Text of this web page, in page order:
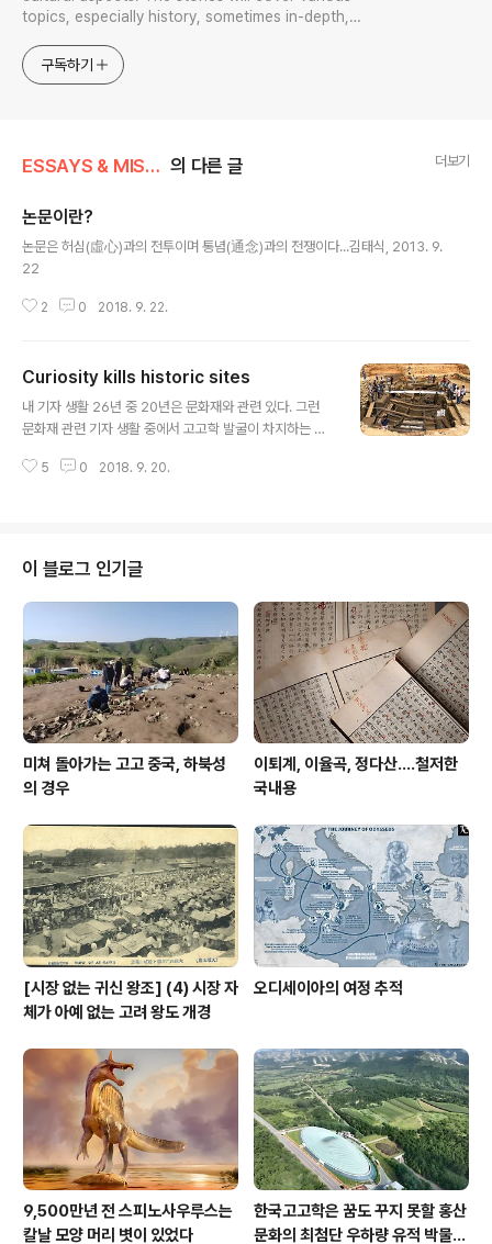
topics, especially history, sometimes in-depth,
approach will be to resist any common sense or
generalized viewpoint
구독하기
ESSAYS & MISCELLANIES 의 다른 글 더보기
논문이란?
논문은 허심(虛心)과의 전투이며 통념(通念)과의 전쟁이다...김태식, 2013. 9.
22
2 0 2018. 9. 22.
Curiosity kills historic sites
내 기자 생활 26년 중 20년은 문화재와 관련 있다. 그런
문화재 관련 기자 생활 중에서 고고학 발굴이 차지하는 비
은 발굴이 차지하는 지위는 생각보다는 얼마되지 아니한
개인으로 보아도 문화재 관련 기자 생활은 고고학으로 먹
고 살았다 해도 과언은 아니며 그런 점에서 나는 언제나 고
고학이 감사하다. 그렇기는 하나 그 발굴에 종사하는 작금
한국 고고학에 나는 보다시피 언제나 비판적이다. 개중 하
나가 오늘 이야기하고자 하는 바로 주제다. 내가 이 분야에
뛰어든 직후부터 줄기차게 한..
5 0 2018. 9. 20.
이 블로그 인기글
미쳐 돌아가는 고고 중국, 하북성
의 경우
이퇴계, 이율곡, 정다산....철저한
국내용
[시장 없는 귀신 왕조] (4) 시장 자
체가 아예 없는 고려 왕도 개경
오디세이아의 여정 추적
9,500만년 전 스피노사우루스는
칼날 모양 머리 볏이 있었다
한국고고학은 꿈도 꾸지 못할 홍산
문화의 최첨단 우하량 유적 박물관